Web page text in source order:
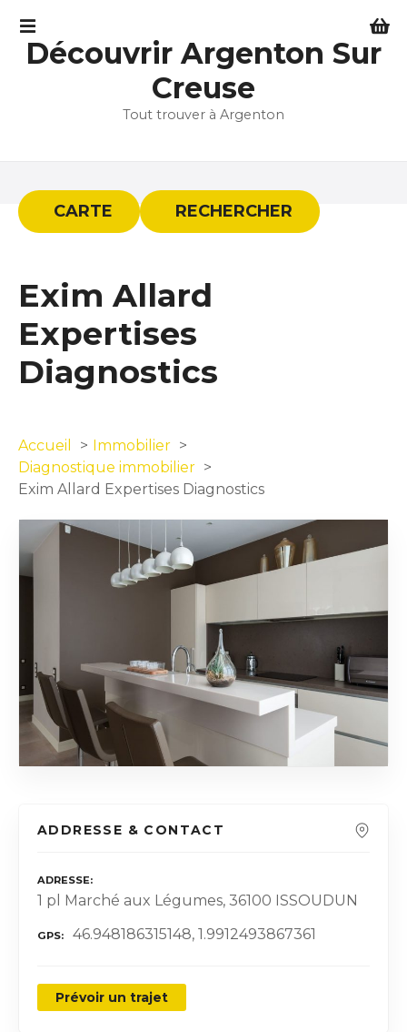
Découvrir Argenton Sur
Creuse
Tout trouver à Argenton
CARTE RECHERCHER
Exim Allard
Expertises
Diagnostics
Accueil
Immobilier
Diagnostique immobilier
Exim Allard Expertises Diagnostics
ADDRESSE & CONTACT
ADRESSE
1 pl Marché aux Légumes, 36100 ISSOUDUN
GPS 46.948186315148, 1.9912493867361
Prévoir un trajet